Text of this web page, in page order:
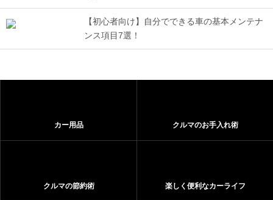
【初心者向け】自分でできる車の基本メンテナ
ンス項目7選！
カー用品 クルマのお手入れ術
クルマの節約術 楽しく便利なカーライフ